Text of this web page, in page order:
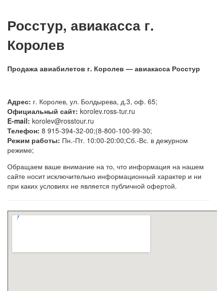
Росстур, авиакасса г.
Королев
Продажа авиабилетов г. Королев — авиакасса Росстур
Адрес: г. Королев, ул. Болдырева, д.3, оф. 65;
Официальный сайт: korolev.ross-tur.ru
E-mail: korolev@rosstour.ru
Телефон: 8 915-394-32-00;(8-800-100-99-30;
Режим работы: Пн.-Пт. 10:00-20:00;Сб.-Вс. в дежурном
режиме;
Обращаем ваше внимание на то, что информация на нашем
сайте носит исключительно информационный характер и ни
при каких условиях не является публичной офертой.